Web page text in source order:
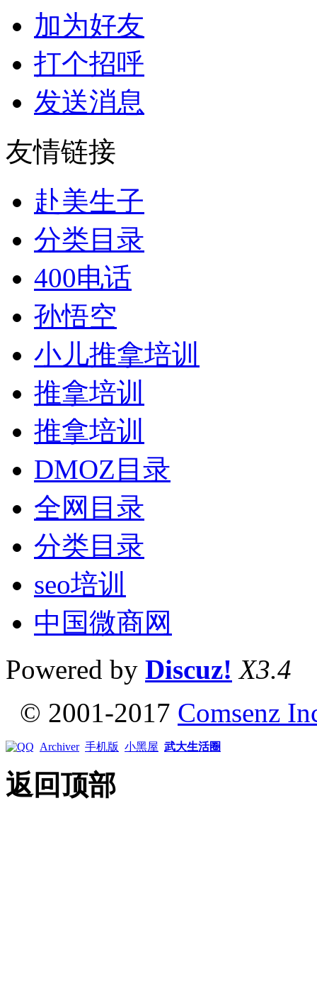
加为好友
打个招呼
发送消息
友情链接
赴美生子
分类目录
400电话
孙悟空
小儿推拿培训
推拿培训
推拿培训
DMOZ目录
全网目录
分类目录
seo培训
中国微商网
Powered by Discuz! X3.4
© 2001-2017 Comsenz
Archiver 手机版 小黑屋 武大生活圈
返回顶部